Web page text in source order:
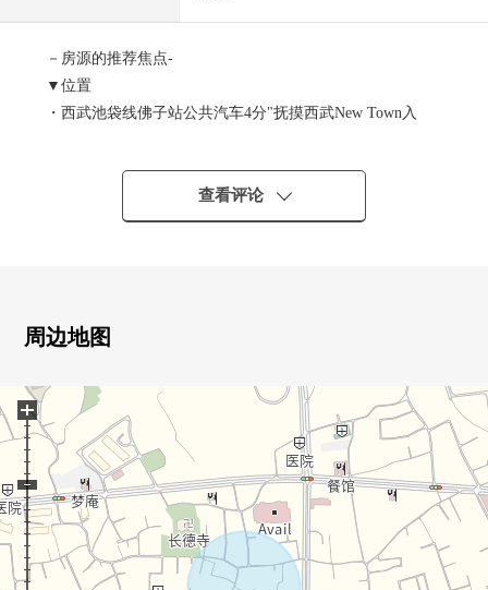
－房源的推荐焦点-
▼位置
・西武池袋线佛子站公共汽车4分"抚摸西武New Town入
・洗衣流迹线被想的4LDK
・味难以在房间指出的独立型厨房
・1.2楼有厕所
・用浴室·厕所的独立设计舒适的每日
・也有楼梯下边收纳、地板下边收纳，收纳丰富
▼周边环境
・被给富裕的绿上色的清静的住宅区
查看评论
周边地图
+